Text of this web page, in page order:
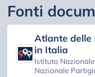
Fonti
Atlante delle
in Italia
Istituto
Nazionale